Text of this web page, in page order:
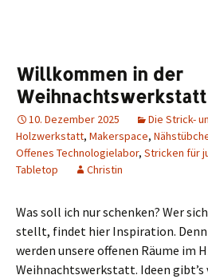
Willkommen in der
Weihnachtswerkstatt
10. Dezember 2025 Die Strick-
Holzwerkstatt, Makerspace,
Offenes Technologielabor, Stricken für
Tabletop
Christin
Was soll ich nur schenken? Wer
stellt, findet hier Inspiration.
werden unsere offenen Räume im
Weihnachtswerkstatt. Ideen gibt’s